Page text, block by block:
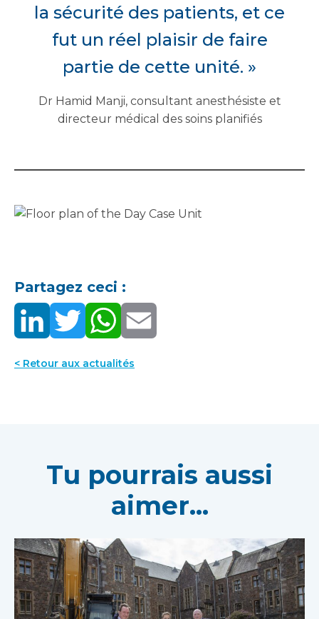
la sécurité des patients, et ce
fut un réel plaisir de faire
partie de cette unité. »
Dr Hamid Manji, consultant anesthésiste et
directeur médical des soins planifiés
Partagez ceci :
< Retour aux actualités
Tu pourrais aussi
aimer...